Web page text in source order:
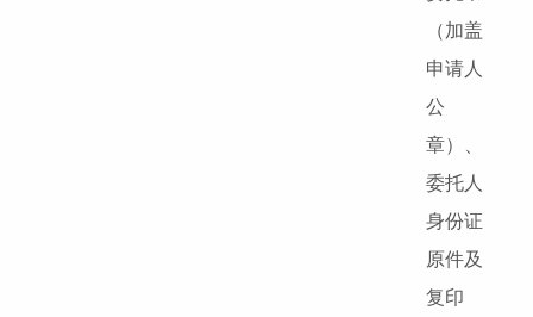
（加盖
申请人
公
章）、
委托人
身份证
原件及
复印